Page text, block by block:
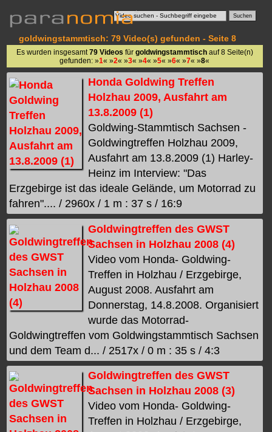
goldwingstammtisch: 79 Video(s) gefunden - Seite 8
Es wurden insgesamt 79 Videos für goldwingstammtischauf 8 Seite(n)
gefunden: »1« »2« »3« »4« »5« »6« »7« »8«
Honda Goldwing Treffen
Holzhau 2009, Ausfahrt am
13.8.2009 (1)
Goldwing-Stammtisch Sachsen -
Goldwingtreffen Holzhau 2009,
Ausfahrt am 13.8.2009 (1) Harley-
Heinz im Interview: "Das
Erzgebirge ist das ideale Gelände, um Motorrad zu
fahren".... / 2960x / 1 m : 37 s / 16:9
Goldwingtreffen des GWST
Sachsen in Holzhau 2008 (4)
Video vom Honda- Goldwing-
Treffen in Holzhau / Erzgebirge,
August 2008. Ausfahrt am
Donnerstag, 14.8.2008. Organisiert
wurde das Motorrad-
Goldwingtreffen vom Goldwingstammtisch Sachsen
und dem Team d... / 2517x / 0 m : 35 s / 4:3
Goldwingtreffen des GWST
Sachsen in Holzhau 2008 (3)
Video vom Honda- Goldwing-
Treffen in Holzhau / Erzgebirge,